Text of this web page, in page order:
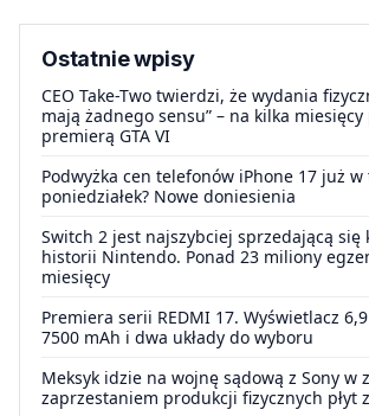
Ostatnie wpisy
CEO Take-Two twierdzi, że wydania
mają żadnego sensu” – na kilka miesięcy
premierą GTA VI
Podwyżka cen telefonów iPhone 17 już w
poniedziałek? Nowe doniesienia
Switch 2 jest najszybciej sprzedającą się
historii Nintendo. Ponad 23 miliony
miesięcy
Premiera serii REDMI 17. Wyświetlacz
7500 mAh i dwa układy do wyboru
Meksyk idzie na wojnę sądową z Sony w
zaprzestaniem produkcji fizycznych płyt